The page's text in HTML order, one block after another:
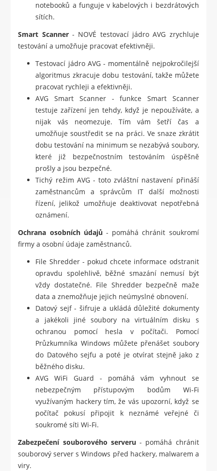
notebooků a funguje v kabelových i bezdrátových
sítích.
Smart Scanner- NOVÉ testovací jádro AVG zrychluje
testování a umožňuje pracovat efektivněji.
Testovací jádro AVG - momentálně nejpokročilejší
algoritmus zkracuje dobu testování, takže můžete
pracovat rychleji a efektivněji.
AVG Smart Scanner - funkce Smart Scanner
testuje zařízení jen tehdy, když je nepoužíváte, a
nijak vás neomezuje. Tím vám šetří čas a
umožňuje soustředit se na práci. Ve snaze zkrátit
dobu testování na minimum se nezabývá soubory,
které již bezpečnostním testováním úspěšně
prošly a jsou bezpečné.
Tichý režim AVG - toto zvláštní nastavení přináší
zaměstnancům a správcům IT další možnosti
řízení, jelikož umožňuje deaktivovat nepotřebná
oznámení.
Ochrana osobních údajů - pomáhá chránit soukromí
firmy a osobní údaje zaměstnanců.
File Shredder - pokud chcete informace odstranit
opravdu spolehlivě, běžné smazání nemusí být
vždy dostatečné. File Shredder bezpečně maže
data a znemožňuje jejich neúmyslné obnovení.
Datový sejf - šifruje a ukládá důležité dokumenty
a jakékoli jiné soubory na virtuálním disku s
ochranou pomocí hesla v počítači. Pomocí
Průzkumníka Windows můžete přenášet soubory
do Datového sejfu a poté je otvírat stejně jako z
běžného disku.
AVG WiFi Guard - pomáhá vám vyhnout se
nebezpečným přístupovým bodům Wi-Fi
využívaným hackery tím, že vás upozorní, když se
počítač pokusí připojit k neznámé veřejné či
soukromé síti Wi-Fi.
Zabezpečení souborového serveru - pomáhá chránit
souborový server s Windows před hackery, malwarem a
viry.